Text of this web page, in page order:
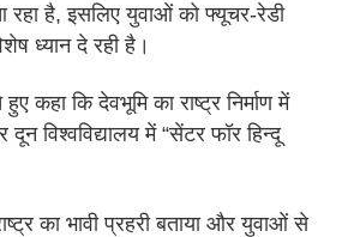
है, इसलिए युवाओं को फ्यूचर-रेडी
ध्यान दे रही है।
कि देवभूमि का राष्ट्र निर्माण में
दून विश्वविद्यालय में “सेंटर फॉर हिन्दू
का भावी प्रहरी बताया और युवाओं से